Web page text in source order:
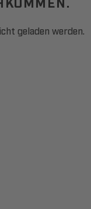
geladen werden.